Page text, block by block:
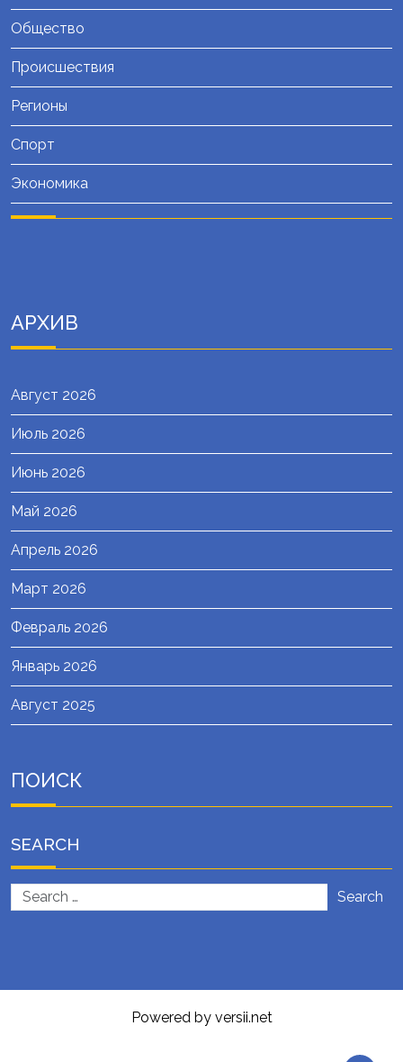
Общество
Происшествия
Регионы
Спорт
Экономика
АРХИВ
Август 2026
Июль 2026
Июнь 2026
Май 2026
Апрель 2026
Март 2026
Февраль 2026
Январь 2026
Август 2025
ПОИСК
SEARCH
Search
Powered by versii.net